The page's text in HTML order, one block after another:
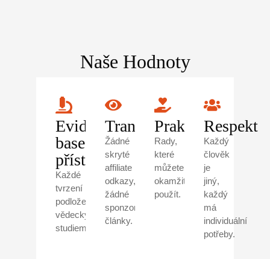
Naše Hodnoty
Evidence-
based
přístup
Každé
tvrzení
podložené
vědeckými
studiemi.
Transparentnost
Žádné
skryté
affiliate
odkazy,
žádné
sponzorované
články.
Praktičnost
Rady,
které
můžete
okamžitě
použít.
Respekt
Každý
člověk
je
jiný,
každý
má
individuální
potřeby.